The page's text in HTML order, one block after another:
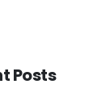
Posts